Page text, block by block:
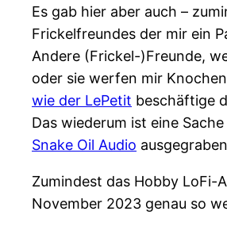
Es gab hier aber auch –
Frickelfreundes der mir ein
Andere (Frickel-)Freunde,
oder sie werfen mir
wie der LePetit beschäftige
Das wiederum ist eine
Snake Oil Audio
Zumindest das Hobby LoFi-
November 2023 genau so